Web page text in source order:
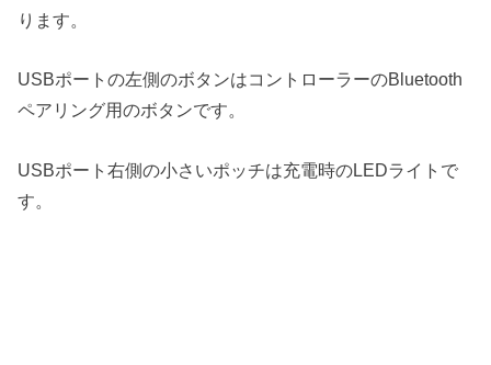
ります。
USBポートの左側のボタンはコントローラーのBluetooth
ペアリング用のボタンです。
USBポート右側の小さいポッチは充電時のLEDライトで
す。